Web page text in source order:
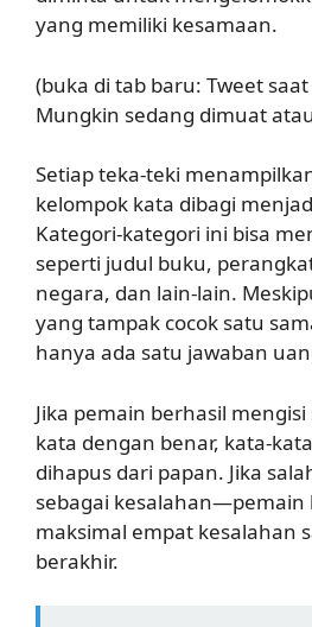
yang memiliki kesamaan.
(buka di tab baru: Tweet
Mungkin sedang dimuat
Setiap teka-teki
kelompok kata dibagi
Kategori-kategori ini bisa
seperti judul buku,
negara, dan lain-lain.
yang tampak cocok satu
hanya ada satu jawaban
Jika pemain berhasil
kata dengan benar, kata-
dihapus dari papan. Jika
sebagai kesalahan—pemain
maksimal empat kesalahan
berakhir.